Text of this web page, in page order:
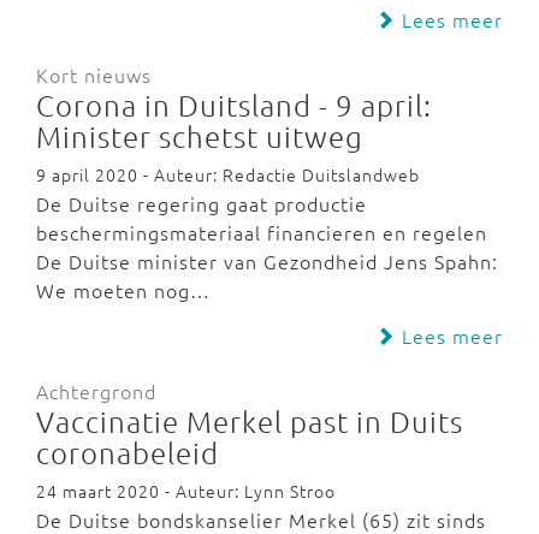
Lees meer
Kort nieuws
Corona in Duitsland - 9 april:
Minister schetst uitweg
9 april 2020 - Auteur: Redactie Duitslandweb
De Duitse regering gaat productie
beschermingsmateriaal financieren en regelen
De Duitse minister van Gezondheid Jens Spahn:
We moeten nog…
Lees meer
Achtergrond
Vaccinatie Merkel past in Duits
coronabeleid
24 maart 2020 - Auteur: Lynn Stroo
De Duitse bondskanselier Merkel (65) zit sinds